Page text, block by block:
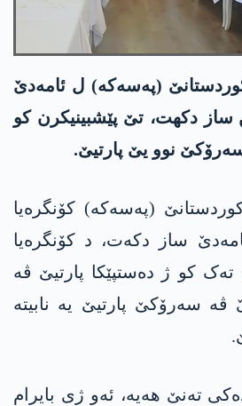
کوردستانێ (په‌سه‌كه‌) ل ئامه‌دێ
خوە 3 مین ساز دكهت‌، تێ پێشبینیکرن کو
سەرۆکێ نوو یێ پارتیێ.
کوردستانێ (په‌سه‌كه‌) کۆنگرەیا
ساز دكه‌ت، د کۆنگرەیا
کو ژ دەستپێکا پارتیێ ڤە
ژ سالا 2016ێ ڤە سەرۆکێ پارتیێ یه‌ نابیته‌
تەنێ هەیە، ئەو ژی بایرام